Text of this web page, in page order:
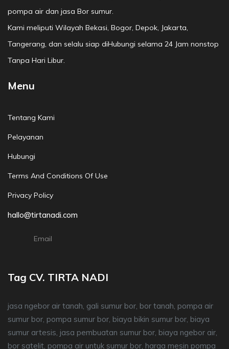
pompa air dan jasa Bor sumur.
Kami meliputi Wilayah Bekasi, Bogor, Depok, Jakarta,
Tangerang, dan selalu siap diHubungi selama 24 Jam nonstop
Tanpa Hari Libur.
Menu
Tentang Kami
Pelayanan
Hubungi
Terms And Conditions Of Use
Privacy Policy
hallo@tirtanadi.com
Email
Tag CV. TIRTA NADI
jasa ngebor air tanah, gali sumur bor, bor tanah, pompa air
sumur bor, pompa sumur bor, biaya bikin sumur bor, biaya
sumur artesis, jasa pembuatan sumur bor, biaya ngebor air,
bor satelit, pompa air untuk sumur bor, harga mesin pompa